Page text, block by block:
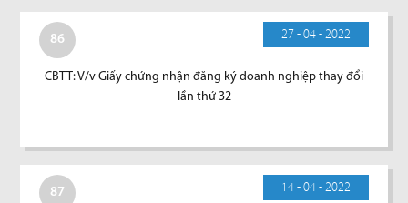
86 27 - 04 - 2022
CBTT: V/v Giấy chứng nhận đăng ký doanh nghiệp thay đổi
lần thứ 32
87 14 - 04 - 2022